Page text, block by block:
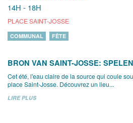
14H - 18H
PLACE SAINT-JOSSE
COMMUNAL FÊTE
BRON VAN SAINT-JOSSE:
Cet été, l'eau claire de la source qui coule
place Saint-Josse. Découvrez un lieu...
LIRE PLUS